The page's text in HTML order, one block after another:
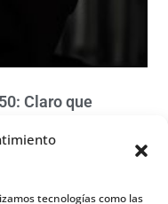
tecnologías como las
Claro que
50? No sólo es posible,